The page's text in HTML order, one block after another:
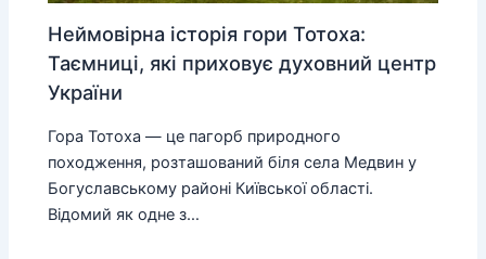
Неймовірна історія гори Тотоха:
Таємниці, які приховує духовний центр
України
Гора Тотоха — це пагорб природного
походження, розташований біля села Медвин у
Богуславському районі Київської області.
Відомий як одне з…